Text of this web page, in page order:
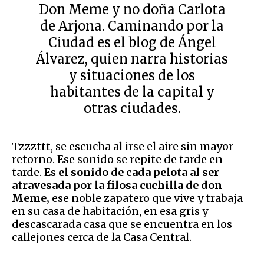
Don Meme y no doña Carlota
de Arjona. Caminando por la
Ciudad es el blog de Ángel
Álvarez, quien narra historias
y situaciones de los
habitantes de la capital y
otras ciudades.
Tzzzttt, se escucha al irse el aire sin mayor
retorno. Ese sonido se repite de tarde en
tarde. Es el sonido de cada pelota al ser
atravesada por la filosa cuchilla de don
Meme, ese noble zapatero que vive y trabaja
en su casa de habitación, en esa gris y
descascarada casa que se encuentra en los
callejones cerca de la Casa Central.